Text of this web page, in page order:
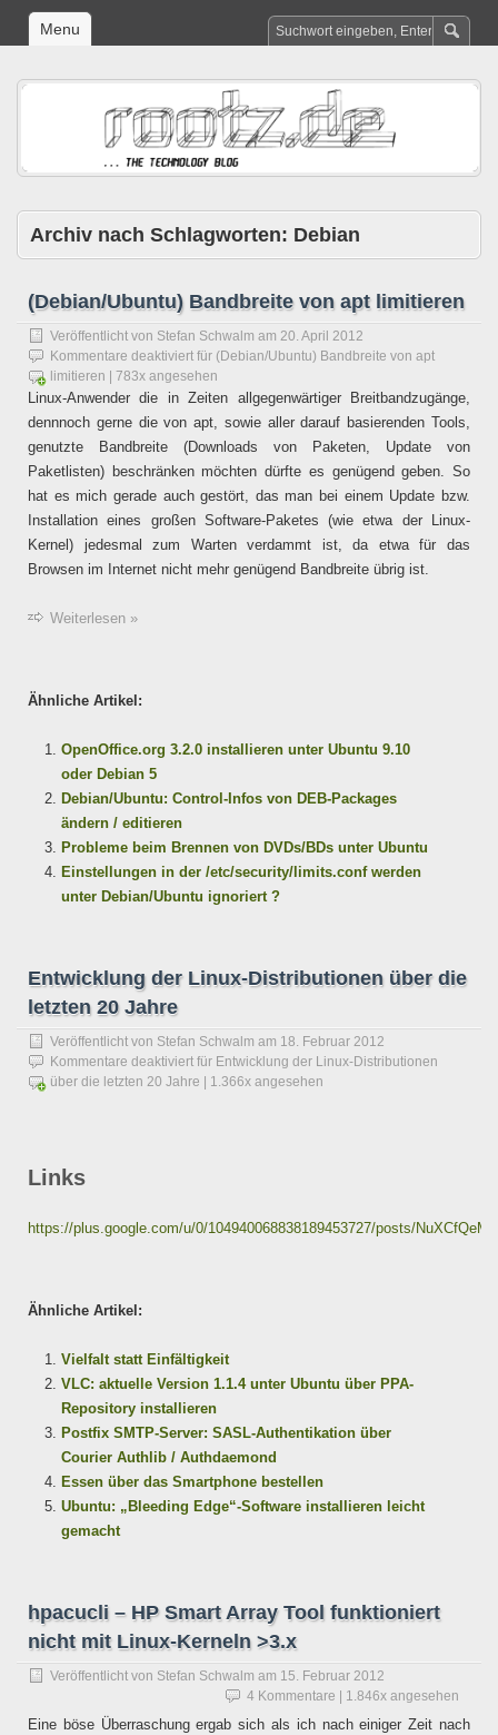
Menu
Archiv nach Schlagworten: Debian
(Debian/Ubuntu) Bandbreite von apt limitieren
Veröffentlicht von Stefan Schwalm am 20. April 2012
Kommentare deaktiviert für (Debian/Ubuntu) Bandbreite von apt
limitieren | 783x angesehen
Linux-Anwender die in Zeiten allgegenwärtiger Breitbandzugänge,
dennnoch gerne die von apt, sowie aller darauf basierenden Tools,
genutzte Bandbreite (Downloads von Paketen, Update von
Paketlisten) beschränken möchten dürfte es genügend geben. So
hat es mich gerade auch gestört, das man bei einem Update bzw.
Installation eines großen Software-Paketes (wie etwa der Linux-
Kernel) jedesmal zum Warten verdammt ist, da etwa für das
Browsen im Internet nicht mehr genügend Bandbreite übrig ist.
Weiterlesen »
Ähnliche Artikel:
OpenOffice.org 3.2.0 installieren unter Ubuntu 9.10
oder Debian 5
Debian/Ubuntu: Control-Infos von DEB-Packages
ändern / editieren
Probleme beim Brennen von DVDs/BDs unter Ubuntu
Einstellungen in der /etc/security/limits.conf werden
unter Debian/Ubuntu ignoriert ?
Entwicklung der Linux-Distributionen über die
letzten 20 Jahre
Veröffentlicht von Stefan Schwalm am 18. Februar 2012
Kommentare deaktiviert für Entwicklung der Linux-Distributionen
über die letzten 20 Jahre | 1.366x angesehen
Links
https://plus.google.com/u/0/104940068838189453727/posts/
Ähnliche Artikel:
Vielfalt statt Einfältigkeit
VLC: aktuelle Version 1.1.4 unter Ubuntu über PPA-
Repository installieren
Postfix SMTP-Server: SASL-Authentikation über
Courier Authlib / Authdaemond
Essen über das Smartphone bestellen
Ubuntu: „Bleeding Edge“-Software installieren leicht
gemacht
hpacucli – HP Smart Array Tool funktioniert
nicht mit Linux-Kerneln >3.x
Veröffentlicht von Stefan Schwalm am 15. Februar 2012
4 Kommentare | 1.846x angesehen
Eine böse Überraschung ergab sich als ich nach einiger Zeit nach